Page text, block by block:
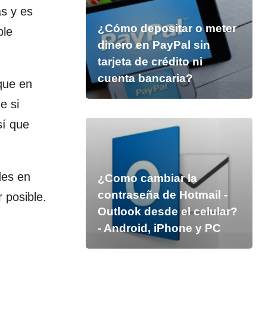
y es
en
si
que
en
posible.
¿Cómo depositar o meter
dinero en PayPal sin
tarjeta de crédito ni
cuenta bancaria?
¿Como cambiar la
contraseña de Hotmail -
Outlook desde el celular?
- Android, iPhone y PC